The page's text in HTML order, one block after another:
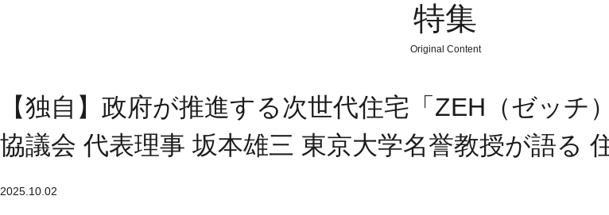
特集
Original Content
【独自】政府が推進する次世代住宅「ZEH（ゼッ
協議会 代表理事 坂本雄三 東京大学名誉教授が語る
2025.10.02